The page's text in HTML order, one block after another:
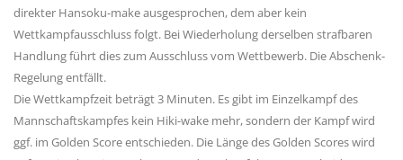
direkter Hansoku-make ausgesprochen, dem aber kein
Wettkampfausschluss folgt. Bei Wiederholung derselben strafbaren
Handlung führt dies zum Ausschluss vom Wettbewerb. Die Abschenk-
Regelung entfällt.
Die Wettkampfzeit beträgt 3 Minuten. Es gibt im Einzelkampf des
Mannschaftskampfes kein Hiki-wake mehr, sondern der Kampf wird
ggf. im Golden Score entschieden. Die Länge des Golden Scores wird